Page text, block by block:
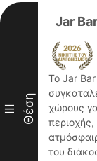
III Θέση
Jar Bar
Το Jar Bar
χώρους
περιοχής,
του